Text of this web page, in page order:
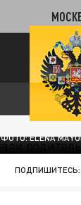
ФОТО: ELENA
ПОДПИШИТЕСЬ: